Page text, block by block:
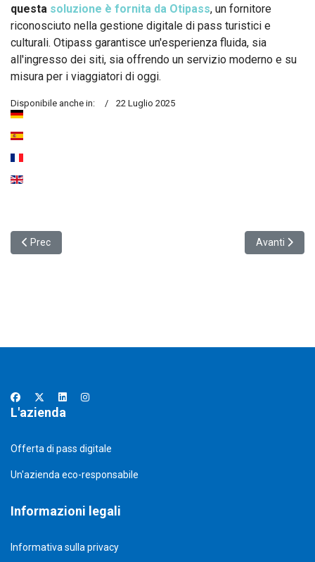
questa soluzione è fornita da Otipass, un fornitore
riconosciuto nella gestione digitale di pass turistici e
culturali. Otipass garantisce un'esperienza fluida, sia
all'ingresso dei siti, sia offrendo un servizio moderno e su
misura per i viaggiatori di oggi.
Disponibile anche in: 22 Luglio 2025
Articolo precedente: Lyon City Card 365 - Pass Cultura Annuel
Prec Articolo
Avanti
L'azienda
Offerta di pass digitale
Un'azienda eco-responsabile
Informazioni legali
Informativa sulla privacy